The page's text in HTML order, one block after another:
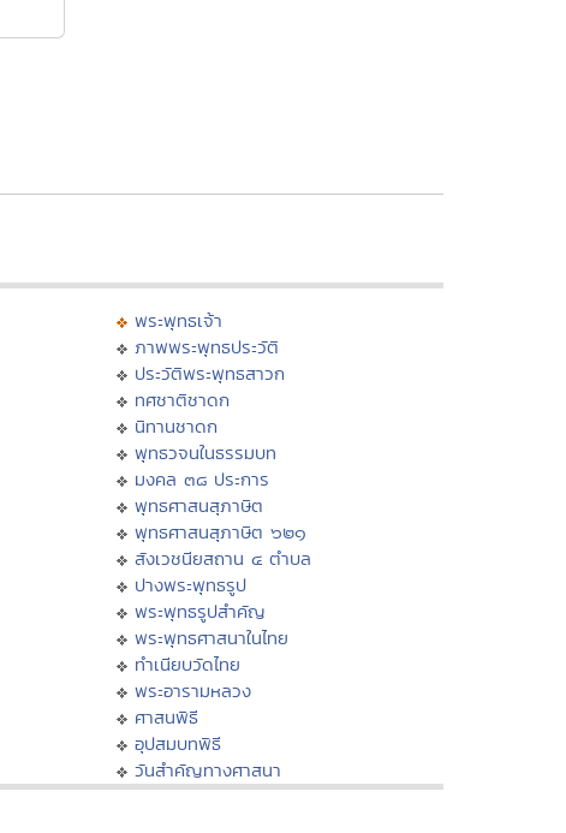
พระพุทธเจ้า
ภาพพระพุทธประวัติ
ประวัติพระพุทธสาวก
ทศชาติชาดก
นิทานชาดก
พุทธวจนในธรรมบท
มงคล ๓๘ ประการ
พุทธศาสนสุภาษิต
พุทธศาสนสุภาษิต ๖๒๑
สังเวชนียสถาน ๔ ตำบล
ปางพระพุทธรูป
พระพุทธรูปสำคัญ
พระพุทธศาสนาในไทย
ทำเนียบวัดไทย
พระอารามหลวง
ศาสนพิธี
อุปสมบทพิธี
วันสำคัญทางศาสนา